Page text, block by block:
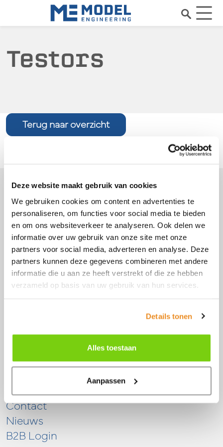
Deze website maakt gebruik van cookies
We gebruiken cookies om content en advertenties te
personaliseren, om functies voor social media te bieden
en om ons websiteverkeer te analyseren. Ook delen we
informatie over uw gebruik van onze site met onze
partners voor social media, adverteren en analyse. Deze
partners kunnen deze gegevens combineren met andere
informatie die u aan ze heeft verstrekt of die ze hebben
verzameld op basis van uw gebruik van hun services.
Details tonen
Alles toestaan
Aanpassen
Testors
Terug naar overzicht
Over ons
Merken
Contact
Nieuws
B2B Login
Perenmarkt 1
1681 PG
Zwaagdijk-Oost
0228 56 11 82
info@model-engineering.nl